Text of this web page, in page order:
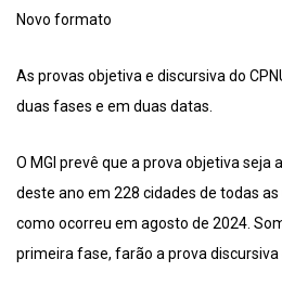
Novo formato
As provas objetiva e discursiva do
duas fases e em duas datas.
O MGI prevê que a prova objetiva seja
deste ano em 228 cidades de todas
como ocorreu em agosto de 2024.
primeira fase, farão a prova